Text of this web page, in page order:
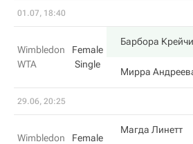
01.07, 18:40
Wimbledon
WTA
Female
Single
Барбора
Мирра
29.06, 20:25
Wimbledon
Female
Магда Линетт